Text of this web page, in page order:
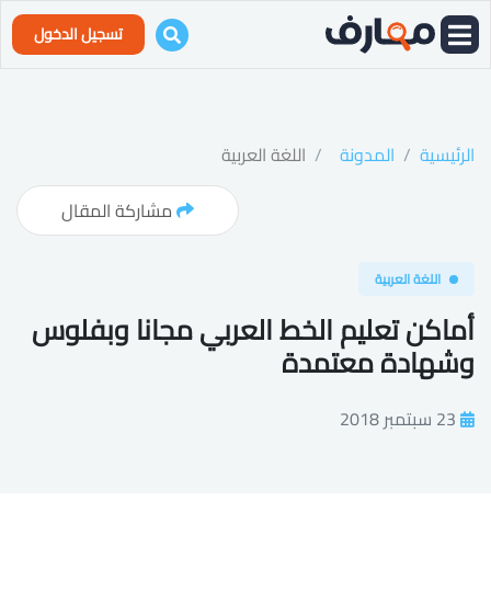
تسجيل الدخول
الرئيسية المدونة
اللغة العربية
مشاركة المقال
اللغة العربية
أماكن تعليم الخط العربي مجانا وبفلوس
وشهادة معتمدة
23 سبتمبر 2018